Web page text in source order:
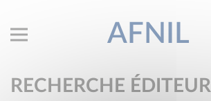
AFNIL
RECHERCHE ÉDITEUR